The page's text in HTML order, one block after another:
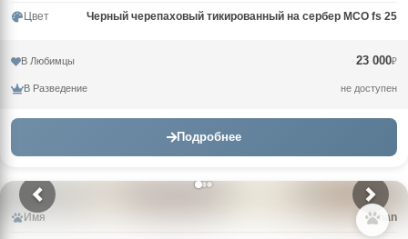
Цвет Черный черепаховый тикированный на сербер MCO fs 25
В Любимцы 23 000₽
В Разведение не доступен
Подробнее
Имя Khan